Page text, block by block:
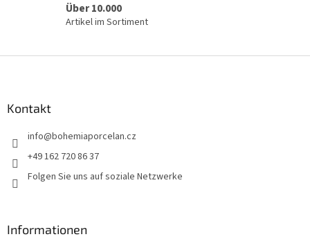
Über 10.000
Artikel im Sortiment
Kontakt
info@bohemiaporcelan.cz
+49 162 720 86 37
Folgen Sie uns auf soziale Netzwerke
Informationen